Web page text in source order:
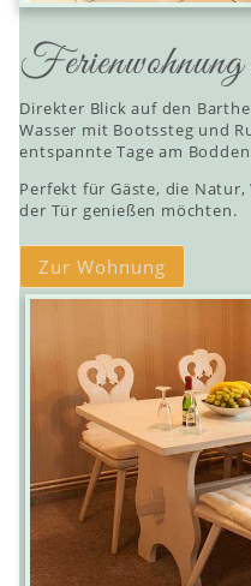
Direkter Blick auf den
Wasser mit Bootssteg und
entspannte Tage am
Perfekt für Gäste, die
der Tür genießen möchten.
Zur Wohnung